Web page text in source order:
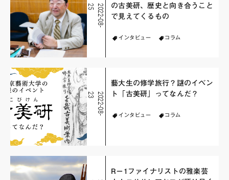
2
0
2
2
-
0
8
-
2
5
の古美研、歴史と向き合うこと
で見えてくるもの
インタビュー コラム
2
0
2
2
-
0
8
-
2
3
藝大生の修学旅行？謎のイベン
ト「古美研」ってなんだ？
インタビュー コラム
R−1ファイナリストの雅楽芸